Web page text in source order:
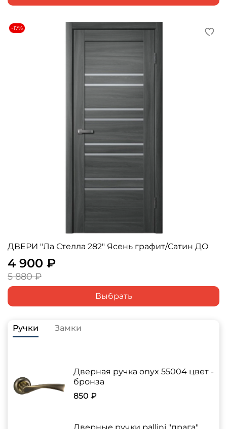
-17%
ДВЕРИ "Ла Стелла 282" Ясень графит/Сатин ДО
4 900 ₽
5 880 ₽
Выбрать
Ручки Замки
Дверная ручка onyx 55004 цвет -
бронза
850 ₽